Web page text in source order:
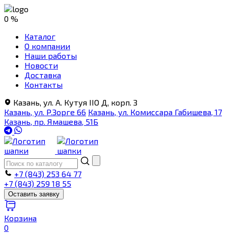
0 %
Каталог
О компании
Наши работы
Новости
Доставка
Контакты
Казань, ул. А. Кутуя IIO Д, корп. З
Казань, ул. Р.Зорге 66 Казань, ул. Комиссара Габишева, 17
Казань, пр. Ямашева, 51Б
+7 (843) 253 64 77
+7 (843) 259 18 55
Оставить заявку
Корзина
0